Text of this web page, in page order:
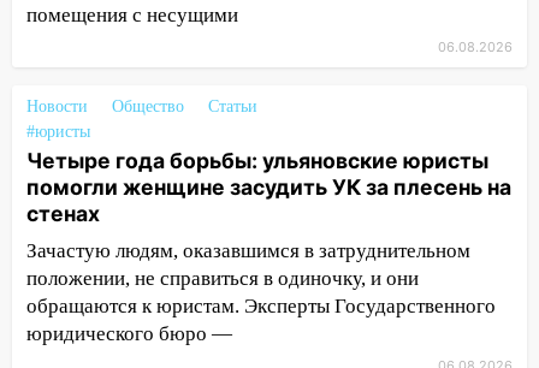
13:00 В суде защитили репутацию
животными
12:28
Миллион на «льготниках»: в
Ульяновской области перевозчик
провернул хитрую схему с чужими
проездными
12:10 Ульяновский алиментщик накопил
120 тысяч долга
11:49 Снят режим «Ракетная
помещения с несущими
06.08.2026
Новости Общество
Статьи
#юристы
Четыре года борьбы: ульяновские юристы
помогли женщине засудить УК за плесень на
стенах
Зачастую людям, оказавшимся в затруднительном
положении, не справиться в одиночку, и они
обращаются к юристам. Эксперты Государственного
юридического бюро —